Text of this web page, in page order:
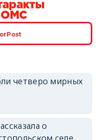
четверо мирных
о